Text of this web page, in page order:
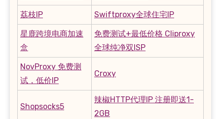
荔枝IP Swiftproxy全球住宅IP
星鹿跨境电商加速
盒
免费测试+最低价格 Cliproxy
全球纯净双ISP
NovProxy 免费测
试，低价IP
Croxy
Shopsocks5
辣椒HTTP代理IP 注册即送1-
2GB